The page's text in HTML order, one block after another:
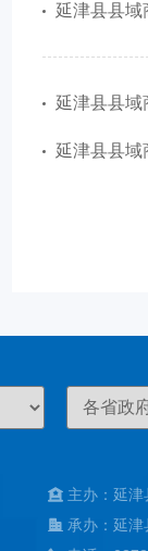
延津县县域
延津县县域
延津县县域
主办：延
承办：延